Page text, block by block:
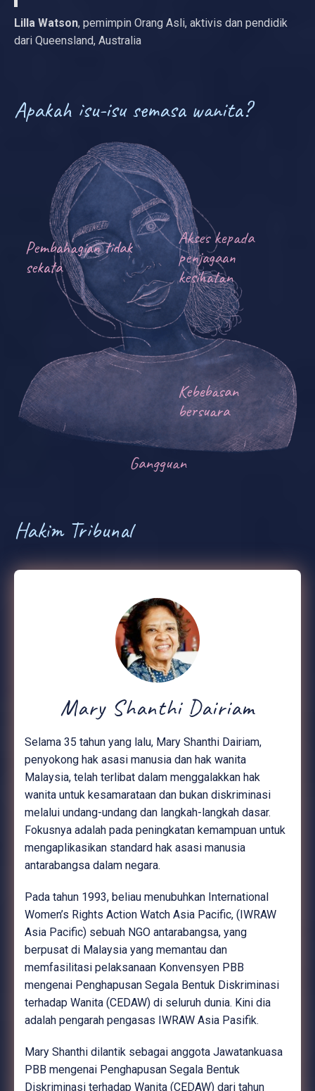
Lilla Watson, pemimpin Orang Asli, aktivis dan pendidik
dari Queensland, Australia
Apakah isu-isu semasa wanita?
Gangguan
Akses kepada
penjagaan
kesihatan
Seksualiti
Hakim Tribunal
Mary Shanthi Dairiam
Selama 35 tahun yang lalu, Mary Shanthi Dairiam,
penyokong hak asasi manusia dan hak wanita
Malaysia, telah terlibat dalam menggalakkan hak
wanita untuk kesamarataan dan bukan diskriminasi
melalui undang-undang dan langkah-langkah dasar.
Fokusnya adalah pada peningkatan kemampuan untuk
mengaplikasikan standard hak asasi manusia
antarabangsa dalam negara.
Pada tahun 1993, beliau menubuhkan International
Women’s Rights Action Watch Asia Pacific, (IWRAW
Asia Pacific) sebuah NGO antarabangsa, yang
berpusat di Malaysia yang memantau dan
memfasilitasi pelaksanaan Konvensyen PBB
mengenai Penghapusan Segala Bentuk Diskriminasi
terhadap Wanita (CEDAW) di seluruh dunia. Kini dia
adalah pengarah pengasas IWRAW Asia Pasifik.
Mary Shanthi dilantik sebagai anggota Jawatankuasa
PBB mengenai Penghapusan Segala Bentuk
Diskriminasi terhadap Wanita (CEDAW) dari tahun